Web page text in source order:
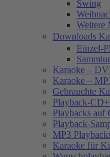
Swing
Weitere
Downloads
Einzel-
Karaoke –
Karaoke –
Gebrauchte
Playback-
Playbacks auf
Playback-
MP3
Karaoke für